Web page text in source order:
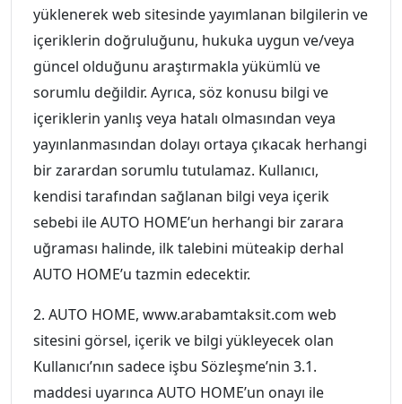
yüklenerek web sitesinde yayımlanan bilgilerin ve
içeriklerin doğruluğunu, hukuka uygun ve/veya
güncel olduğunu araştırmakla yükümlü ve
sorumlu değildir. Ayrıca, söz konusu bilgi ve
içeriklerin yanlış veya hatalı olmasından veya
yayınlanmasından dolayı ortaya çıkacak herhangi
bir zarardan sorumlu tutulamaz. Kullanıcı,
kendisi tarafından sağlanan bilgi veya içerik
sebebi ile AUTO HOME’un herhangi bir zarara
uğraması halinde, ilk talebini müteakip derhal
AUTO HOME’u tazmin edecektir.
2. AUTO HOME, www.arabamtaksit.com web
sitesini görsel, içerik ve bilgi yükleyecek olan
Kullanıcı’nın sadece işbu Sözleşme’nin 3.1.
maddesi uyarınca AUTO HOME’un onayı ile